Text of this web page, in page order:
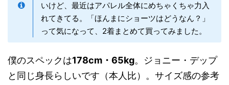
いけど、最近はアパレル全体にめちゃくちゃ力入
れてきてる。「ほんまにショーツはどうなん？」
って気になって、2着まとめて買ってみました。
僕のスペックは178cm・65kg。ジョニー・デップ
と同じ身長らしいです（本人比）。サイズ感の参考